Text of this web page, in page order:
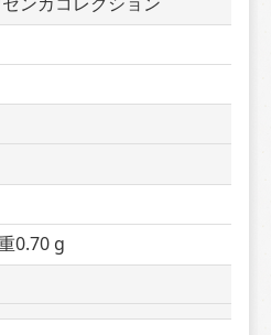
0.70 g